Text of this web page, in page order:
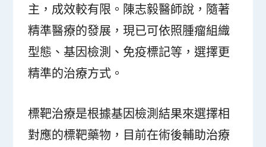
主，成效較有限。陳志毅醫師說，隨著
精準醫療的發展，現已可依照腫瘤組織
型態、基因檢測、免疫標記等，選擇更
精準的治療方式。
標靶治療是根據基因檢測結果來選擇相
對應的標靶藥物，目前在術後輔助治療